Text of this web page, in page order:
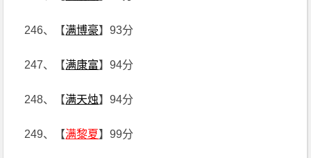
246、【满博豪】93分
247、【满康富】94分
248、【满天烛】94分
249、【满黎夏】99分